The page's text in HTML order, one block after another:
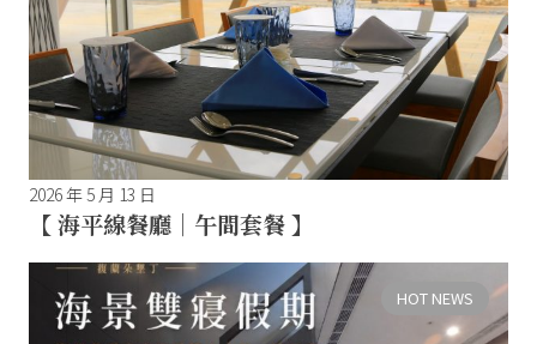
2026 年 5 月 13 日
【 海平線餐廳｜午間套餐 】
HOT NEWS